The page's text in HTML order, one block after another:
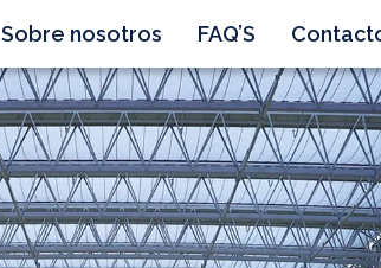
Sobre nosotros FAQ’S